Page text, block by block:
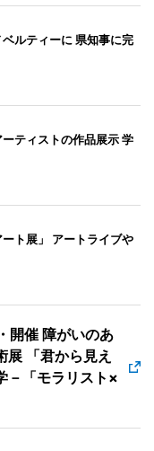
ルティーに 県知事に完
ティストの作品展示 学
ト展」 アートライブや
開催 障がいのあ
展 「君から見え
－「モラリスト×